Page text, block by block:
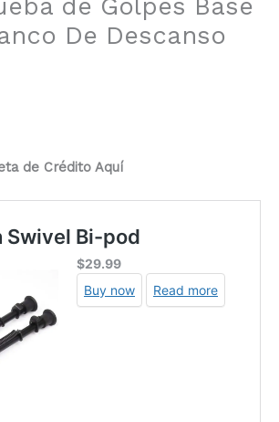
de Golpes Base
De Descanso
de Crédito Aquí